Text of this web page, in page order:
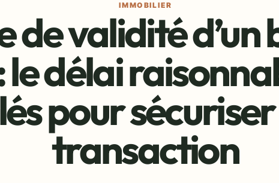
IMMOBILIER
de validité d’un
le délai
pour
transaction